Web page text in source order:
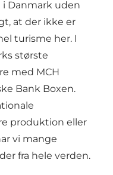
Danmark uden
at der ikke er
turisme her. I
største
med MCH
Bank Boxen.
produktion eller
vi mange
fra hele verden.